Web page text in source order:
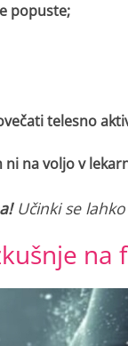
popuste;
telesno
na voljo v
Učinki se
na